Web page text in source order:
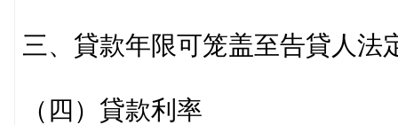
三、貸款年限可笼盖至告貸人法
（四）貸款利率